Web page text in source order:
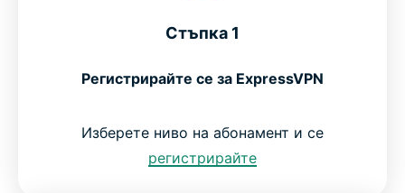
ЧЗВ: Изтегляне на VPN
Пробвайте ExpressVPN без риск
Стъпка 1
Регистрирайте се за ExpressVPN
Изберете ниво на абонамент и се
регистрирайте